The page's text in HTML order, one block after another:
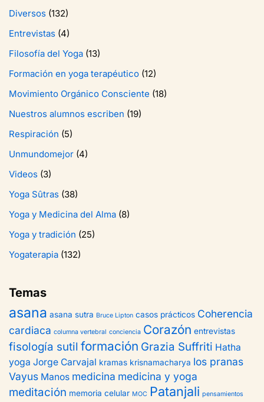
Diversos (132)
Entrevistas (4)
Filosofía del Yoga (13)
Formación en yoga terapéutico (12)
Movimiento Orgánico Consciente (18)
Nuestros alumnos escriben (19)
Respiración (5)
Unmundomejor (4)
Videos (3)
Yoga Sûtras (38)
Yoga y Medicina del Alma (8)
Yoga y tradición (25)
Yogaterapia (132)
Temas
asana asana sutra Bruce Lipton casos prácticos Coherencia
cardiaca columna vertebral conciencia Corazón entrevistas
fisología sutil formación Grazia Suffriti Hatha
yoga Jorge Carvajal kramas krisnamacharya los pranas
Vayus Manos medicina medicina y yoga
meditación memoria celular MOC Patanjali pensamientos